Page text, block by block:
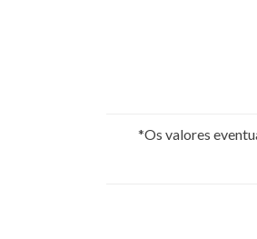
*Os valores